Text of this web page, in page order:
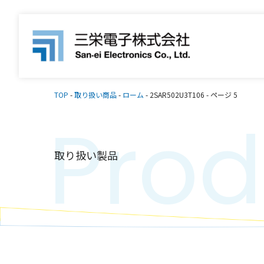
TOP -取り扱い商品- ローム - 2SAR502U3T106 - ページ 5
取り扱い製品